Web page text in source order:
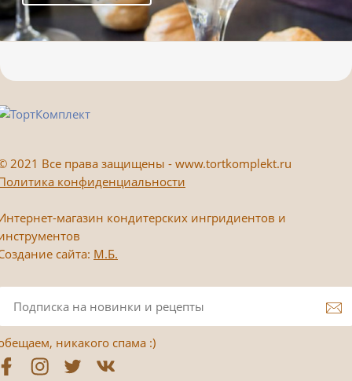
2021 Все права защищены - www.tortkomplekt.ru
конфиденциальности
магазин кондитерских ингридиентов и
сайта: М.Б.
никакого спама :)